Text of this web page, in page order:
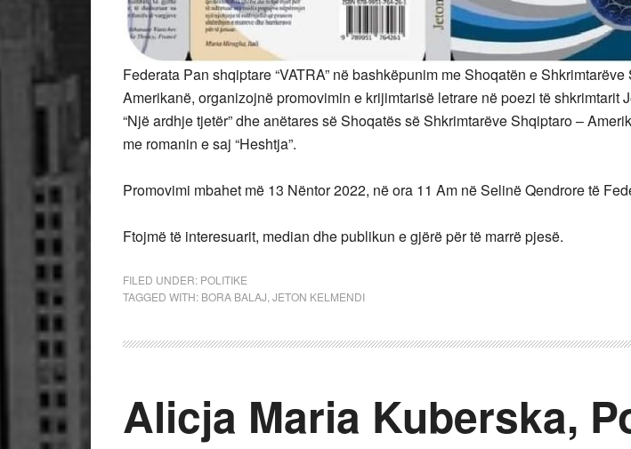
Federata Pan shqiptare “VATRA” në bashkëpunim me Shoqatën e Shkrimtarëve
Amerikanë, organizojnë promovimin e krijimtarisë letrare në poezi të shkrimtarit
“Një ardhje tjetër” dhe anëtares së Shoqatës së Shkrimtarëve Shqiptaro –
me romanin e saj “Heshtja”.
Promovimi mbahet më 13 Nëntor 2022, në ora 11 Am në Selinë Qendrore të
Ftojmë të interesuarit, median dhe publikun e gjërë për të marrë pjesë.
FILED UNDER: POLITIKE
TAGGED WITH: BORA BALAJ JETON KELMENDI
Alicja Maria Kuberska,